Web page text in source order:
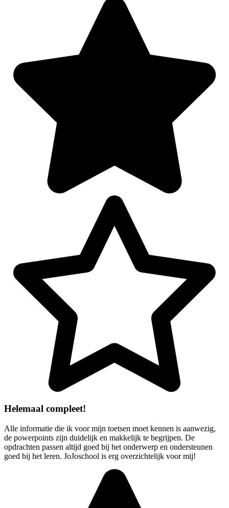
Helemaal compleet!
Alle informatie die ik voor mijn toetsen moet kennen is aanwezig,
de powerpoints zijn duidelijk en makkelijk te begrijpen. De
opdrachten passen altijd goed bij het onderwerp en ondersteunen
goed bij het leren. JoJoschool is erg overzichtelijk voor mij!